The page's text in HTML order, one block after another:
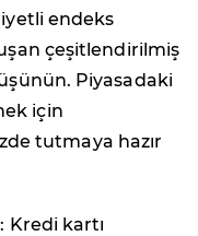
endeks
çeşitlendirilmiş
Piyasadaki
için
tutmaya hazır
Kredi kartı